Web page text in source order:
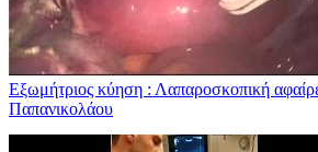
Εξωμήτριος κύηση : Λαπαροσκοπική
Παπανικολάου